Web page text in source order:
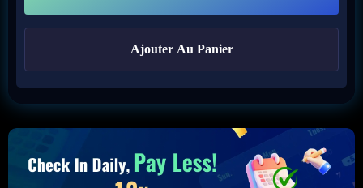
Ajouter Au Panier